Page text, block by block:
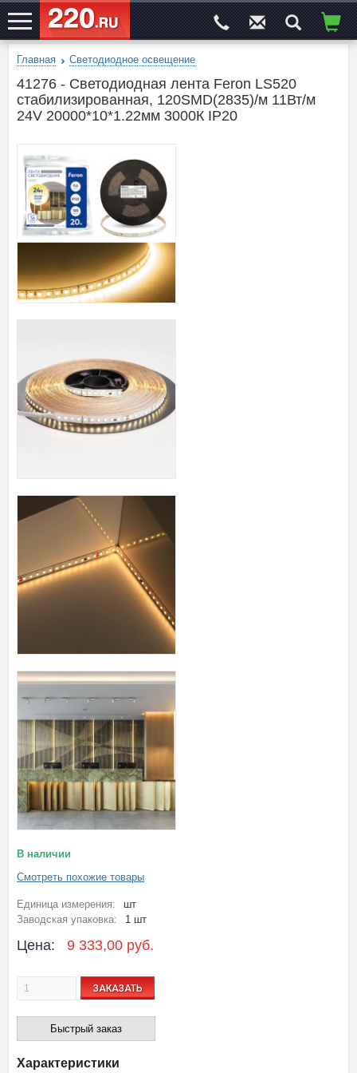
ЭЛЕКТРОСАЙТ№1
Главная Светодиодное освещение
41276 - Светодиодная лента Feron LS520
стабилизированная, 120SMD(2835)/м 11Вт/м
24V 20000*10*1.22мм 3000К IP20
В наличии
Смотреть похожие товары
Единица измерения:
шт
Заводская упаковка:
1 шт
Цена: 9 333,00 руб.
ЗАКАЗАТЬ
Быстрый заказ
Характеристики